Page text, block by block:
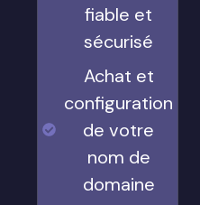
fiable et
sécurisé
Achat et
configuration
de votre
nom de
domaine